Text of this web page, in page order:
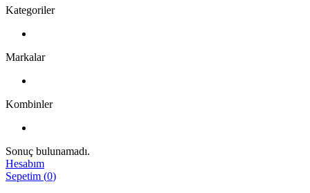
Kategoriler
Markalar
Kombinler
Sonuç bulunamadı.
Hesabım
Sepetim (0)